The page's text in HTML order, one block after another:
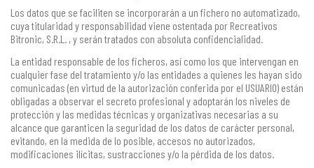
Los datos que se faciliten se incorporarán a un fichero no automatizado,
cuya titularidad y responsabilidad viene ostentada por Recreativos
Bitronic, S.R.L. , y serán tratados con absoluta confidencialidad.
La entidad responsable de los ficheros, así como los que intervengan en
cualquier fase del tratamiento y/o las entidades a quienes les hayan sido
comunicadas (en virtud de la autorización conferida por el USUARIO) están
obligadas a observar el secreto profesional y adoptarán los niveles de
protección y las medidas técnicas y organizativas necesarias a su
alcance que garanticen la seguridad de los datos de carácter personal,
evitando, en la medida de lo posible, accesos no autorizados,
modificaciones ilícitas, sustracciones y/o la pérdida de los datos.